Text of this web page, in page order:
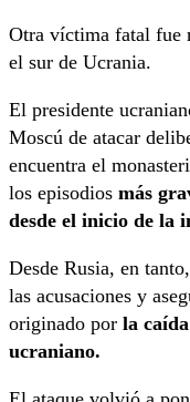
Otra víctima fatal fue
el sur de Ucrania.
El presidente
Moscú de atacar
encuentra el
los episodios más
desde el inicio de la
Desde Rusia, en
las acusaciones y
originado por la
ucraniano.